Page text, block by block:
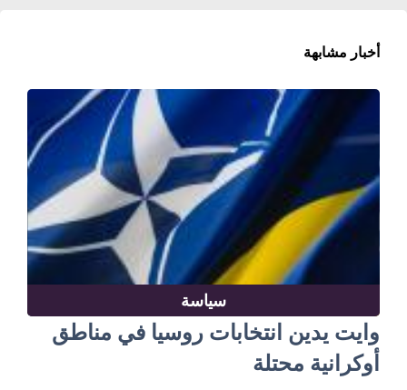
أخبار مشابهة
سياسة
وايت يدين انتخابات روسيا في مناطق
أوكرانية محتلة